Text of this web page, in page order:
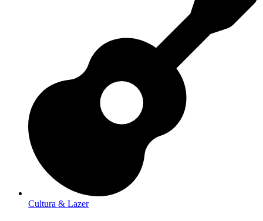
Cultura & Lazer